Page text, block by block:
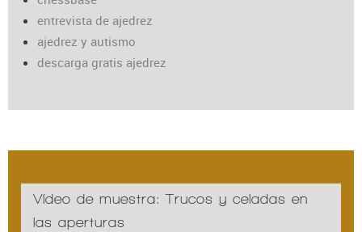
entrevista de ajedrez
ajedrez y autismo
descarga gratis ajedrez
Vídeo de muestra: Trucos y celadas en
las aperturas